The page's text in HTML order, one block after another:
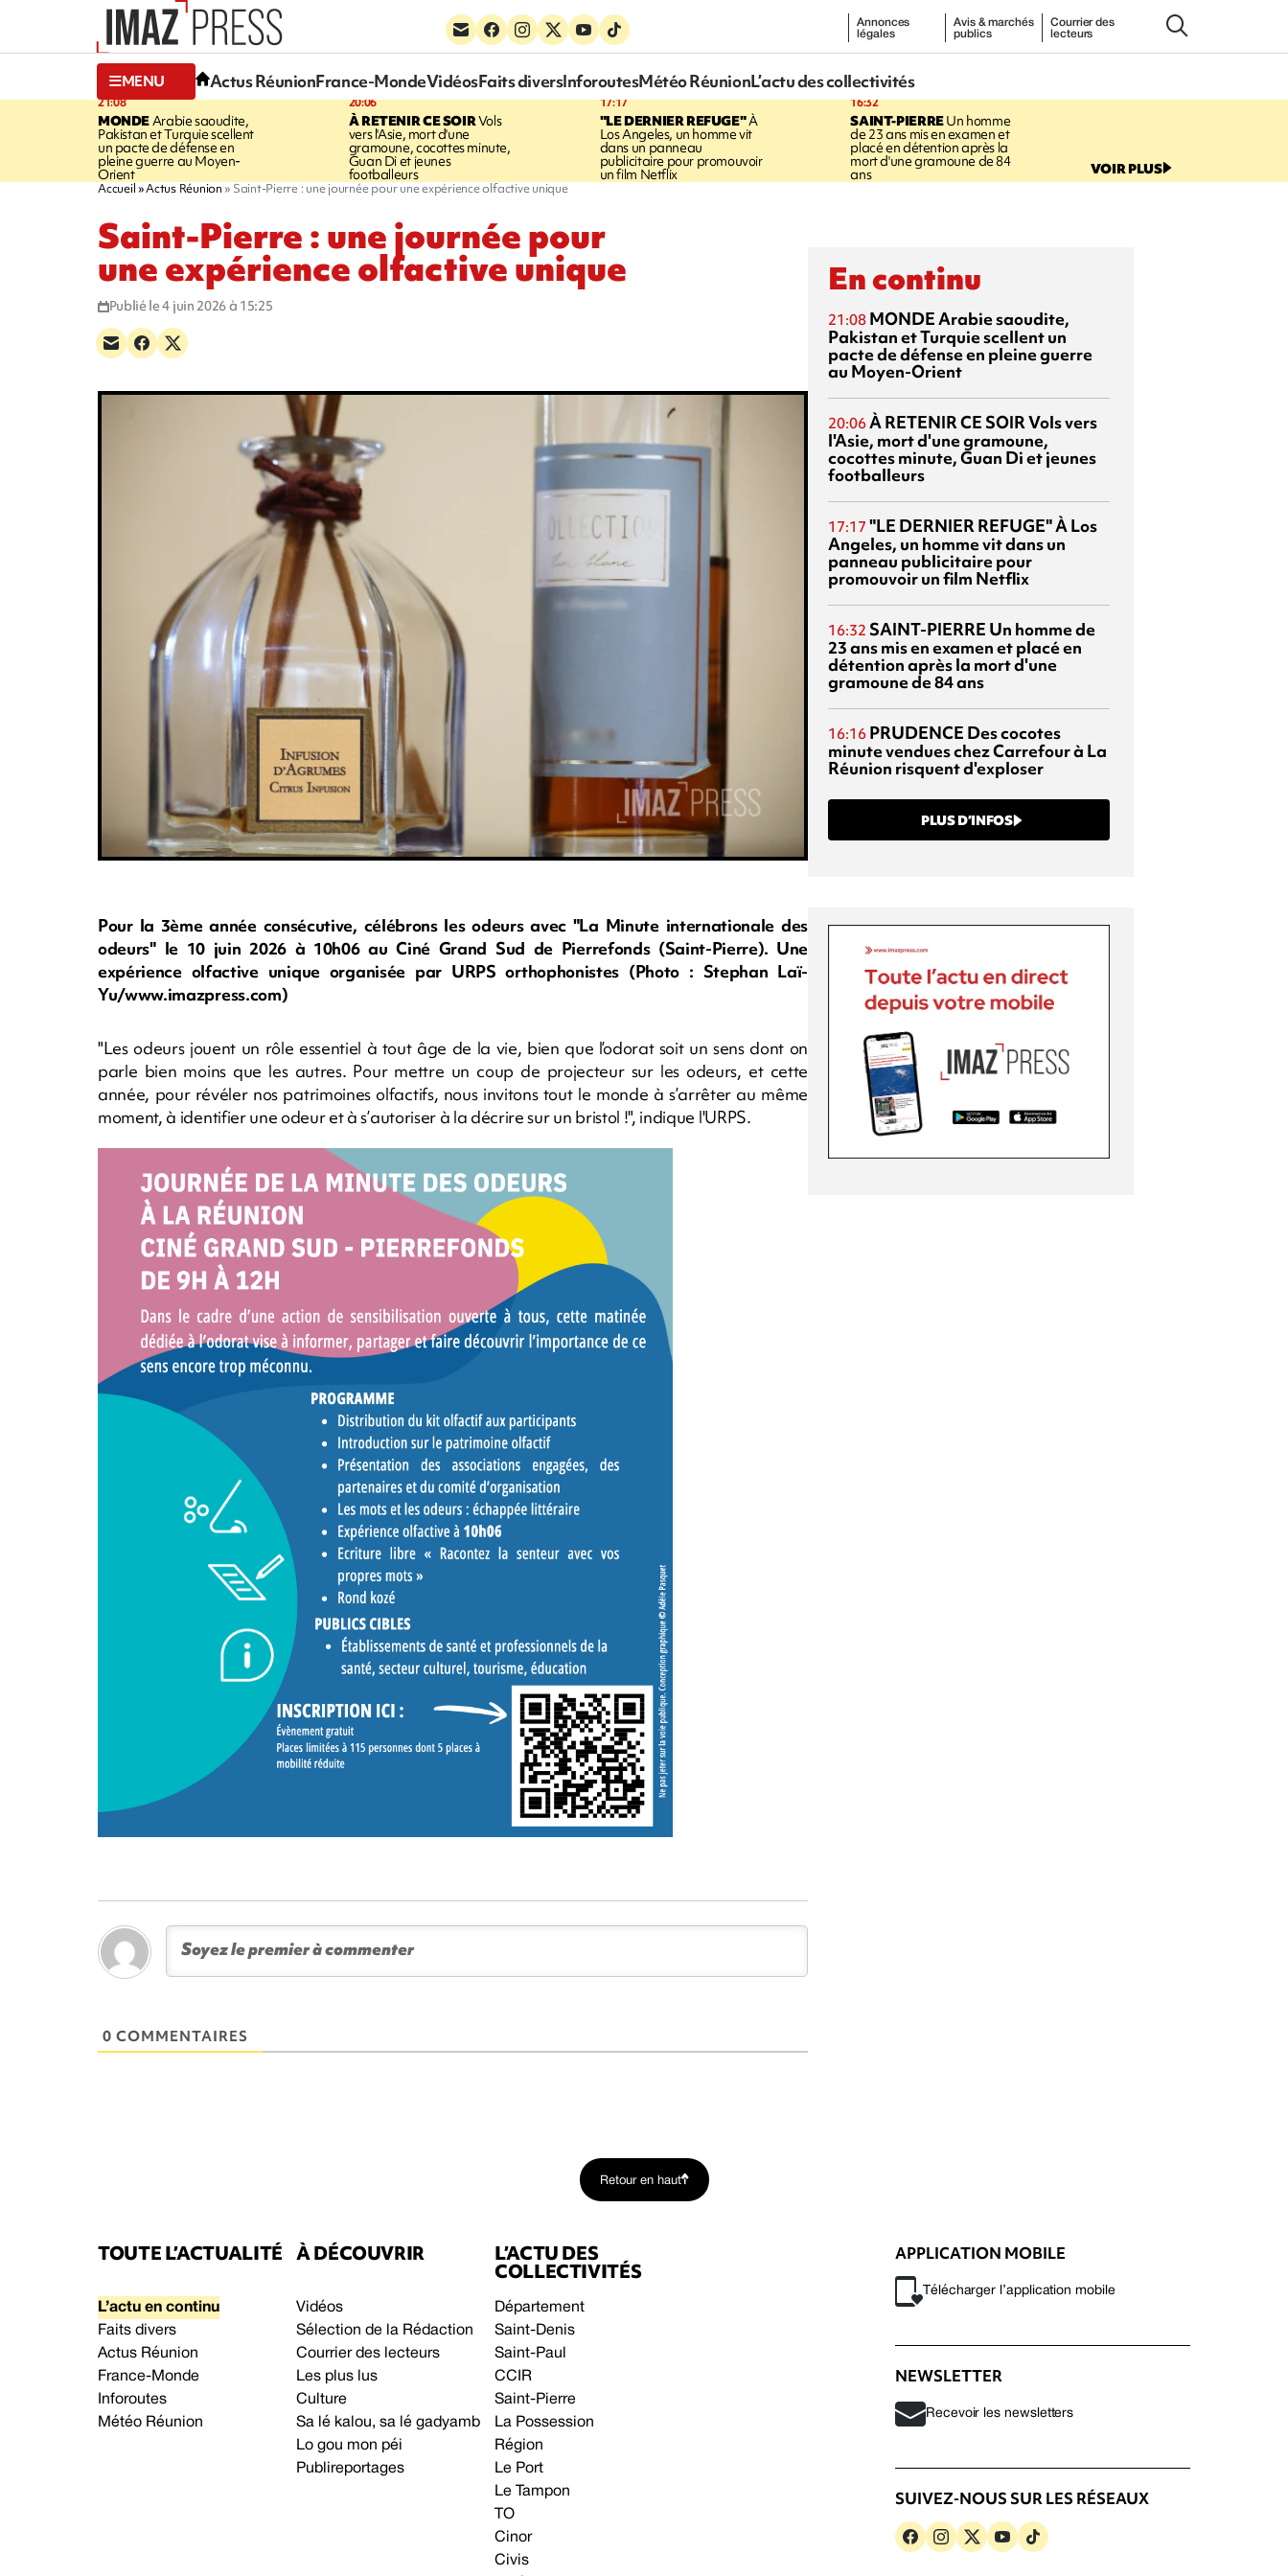
Annonces
légales
Avis & marchés
publics
Courrier des
lecteurs
MENU Actus RéunionFrance-MondeVidéosFaits diversInforoutesMétéo RéunionL’actu des collectivités
21:08
MONDE Arabie saoudite,
Pakistan et Turquie scellent
un pacte de défense en
pleine guerre au Moyen-
Orient
20:06
À RETENIR CE SOIRVols
vers l'Asie, mort d'une
gramoune, cocottes minute,
Guan Di et jeunes
footballeurs
17:17
"LE DERNIER REFUGE"À
Los Angeles, un homme vit
dans un panneau
publicitaire pour promouvoir
un film Netflix
16:32
SAINT-PIERREUn homme
de 23 ans mis en examen et
placé en détention après la
mort d'une gramoune de 84
ans VOIR PLUS
Accueil Actus Réunion Saint-Pierre : une journée pour une expérience olfactive unique
Saint-Pierre : une journée pour
une expérience olfactive unique
Publié le 4 juin 2026 à 15:25
Pour la 3ème année consécutive, célébrons les odeurs avec "La Minute internationale des
odeurs" le 10 juin 2026 à 10h06 au Ciné Grand Sud de Pierrefonds (Saint-Pierre). Une
expérience olfactive unique organisée par URPS orthophonistes (Photo : Stephan Laï-
Yu/www.imazpress.com)
"Les odeurs jouent un rôle essentiel à tout âge de la vie, bien que l’odorat soit un sens dont on
parle bien moins que les autres. Pour mettre un coup de projecteur sur les odeurs, et cette
année, pour révéler nos patrimoines olfactifs, nous invitons tout le monde à s’arrêter au même
moment, à identifier une odeur et à s’autoriser à la décrire sur un bristol !", indique l'URPS.
0 COMMENTAIRES
En continu
21:08 MONDEArabie saoudite,
Pakistan et Turquie scellent un
pacte de défense en pleine guerre
au Moyen-Orient
20:06À RETENIR CE SOIRVols vers
l'Asie, mort d'une gramoune,
cocottes minute, Guan Di et jeunes
footballeurs
17:17 "LE DERNIER REFUGE"À Los
Angeles, un homme vit dans un
panneau publicitaire pour
promouvoir un film Netflix
16:32 SAINT-PIERRE Un homme de
23 ans mis en examen et placé en
détention après la mort d'une
gramoune de 84 ans
16:16 PRUDENCE Des cocotes
minute vendues chez Carrefour à La
Réunion risquent d'exploser
PLUS D’INFOS
Retour en haut
TOUTE L’ACTUALITÉ
L’actu en continu
Faits divers
Actus Réunion
France-Monde
Inforoutes
Météo Réunion
À DÉCOUVRIR
Vidéos
Sélection de la Rédaction
Courrier des lecteurs
Les plus lus
Culture
Sa lé kalou, sa lé gadyamb
Lo gou mon péi
Publireportages
L’ACTU DES
COLLECTIVITÉS
Département
Saint-Denis
Saint-Paul
CCIR
Saint-Pierre
La Possession
Région
Le Port
Le Tampon
TO
Cinor
Civis
APPLICATION MOBILE
Télécharger l’application mobile
NEWSLETTER
Recevoir les newsletters
SUIVEZ-NOUS SUR LES RÉSEAUX